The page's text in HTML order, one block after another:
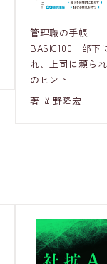
管理職の手帳
BASIC100 部下
れ、上司に頼ら
のヒント
著 岡野隆宏